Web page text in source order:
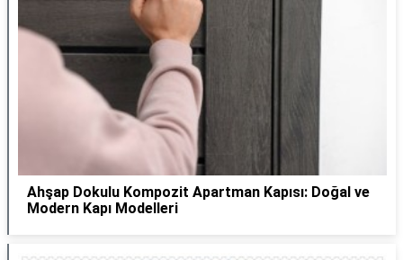
Ahşap Dokulu Kompozit Apartman Kapısı: Doğal ve
Modern Kapı Modelleri